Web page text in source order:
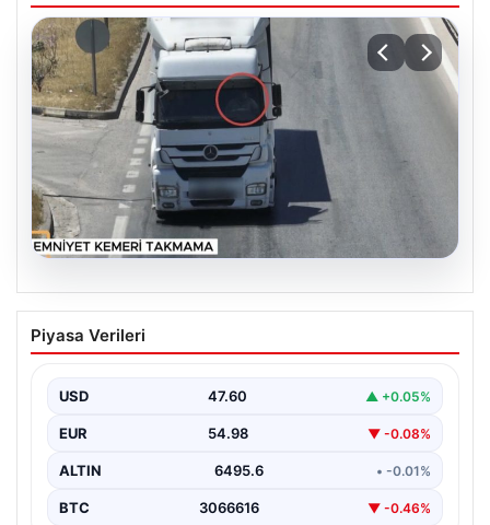
06.08.2026
Otoyolda drone destekli denetimlerde
bin 123 araca ceza kesildi
sürdürdüğü drone destekli otoyol denetimlerinde
yoğun bir kontrol…
Piyasa Verileri
USD 47.60 ▲ +0.05%
EUR 54.98 ▼ -0.08%
ALTIN 6495.6 • -0.01%
BTC 3066616 ▼ -0.46%